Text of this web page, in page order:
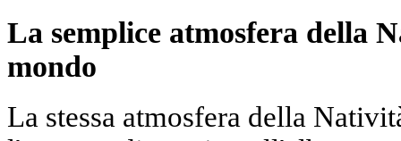
La semplice atmosfera della
mondo
La stessa atmosfera della